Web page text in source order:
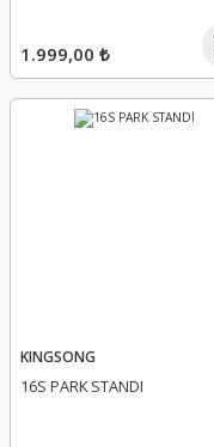
1.999,00 ₺
KINGSONG
16S PARK STANDI